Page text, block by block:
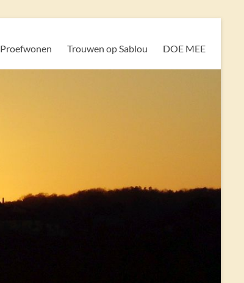
Proefwonen Trouwen op Sablou DOE MEE